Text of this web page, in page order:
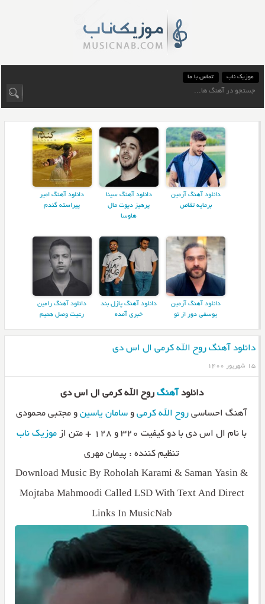
موزیک ناب تماس با ما
دانلود آهنگ آرمین
برمایه تقاص
دانلود آهنگ سینا
پرهیز دیوت مال
هاوسا
دانلود آهنگ امیر
پیراسته گندم
دانلود آهنگ آرمین
یوسفی دور از تو
دانلود آهنگ پازل بند
خبری آمده
دانلود آهنگ رامین
رعیت وصل همیم
دانلود آهنگ روح الله کرمی ال اس دی
۱۵ شهریور ۱۴۰۰
دانلود آهنگ روح الله کرمی ال اس دی
آهنگ احساسی روح الله کرمیو سامان یاسینو مجتبی محمودی
با نام ال اس دی با دو کیفیت ۳۲۰ و ۱۲۸ + متن از
موزیک ناب
تنظیم کننده : پیمان مهری
Download Music By Roholah Karami & Saman Yasin &
Mojtaba Mahmoodi Called LSD With Text And Direct
Links In MusicNab